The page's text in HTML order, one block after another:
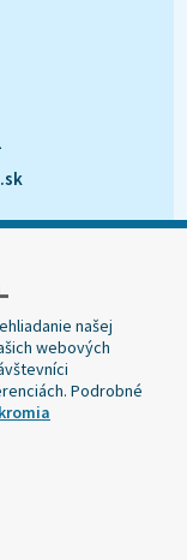
s r. o. -
našej
webových
Podrobné